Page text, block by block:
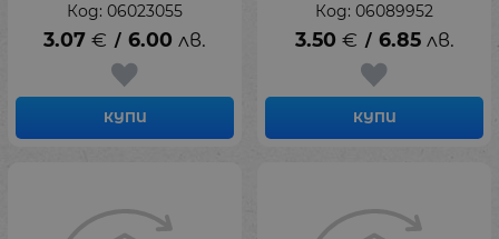
Код: 06023055
3.07 € / 6.00 лв.
КУПИ
Код: 06089952
3.50 € / 6.85 лв.
КУПИ